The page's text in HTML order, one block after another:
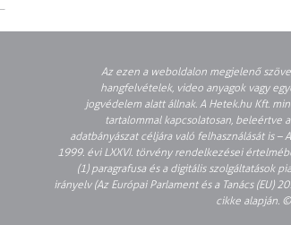
Az ezen a weboldalon megjelenő
hangfelvételek, video anyagok vagy
jogvédelem alatt állnak. A Hetek.hu Kft.
tartalommal kapcsolatosan, beleértve
adatbányászat céljára való felhasználását is –
1999. évi LXXVI. törvény rendelkezései
(1) paragrafusa és a digitális szolgáltatások
irányelv (Az Európai Parlament és a Tanács (EU)
cikke alapján. ©